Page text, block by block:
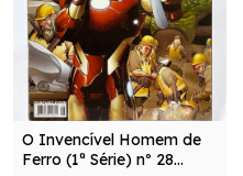
O Invencível Homem de
Ferro (1ª Série) nº 28